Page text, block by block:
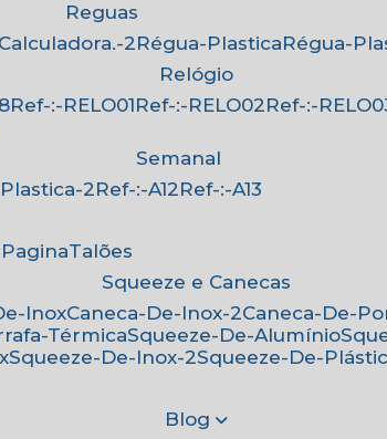
Reguas
Calculadora.-2 Régua-Plastica Régua-
Relógio
Ref-:-RELO01 Ref-:-RELO02 Ref-:-
Plastica-2
Semanal
Ref-:-A12
Ref-:-A13
Pagina
Talões
Squeeze e Canecas
Inox Caneca-De-Inox-2 Caneca-De-
Térmica Squeeze-De-Alumínio
Squeeze-De-Inox-2 Squeeze-De-
Blog